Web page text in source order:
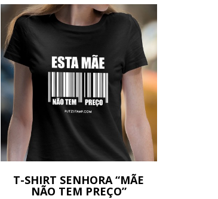
T-SHIRT SENHORA “MÃE
NÃO TEM PREÇO”